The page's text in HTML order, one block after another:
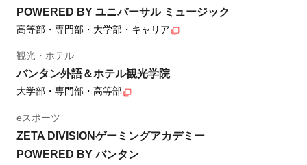
POWERED BY ユニバーサル ミュージック
高等部・専門部・大学部・キャリア
観光・ホテル
バンタン外語＆ホテル観光学院
大学部・専門部・高等部
eスポーツ
ZETA DIVISIONゲーミングアカデミー
POWERED BY バンタン